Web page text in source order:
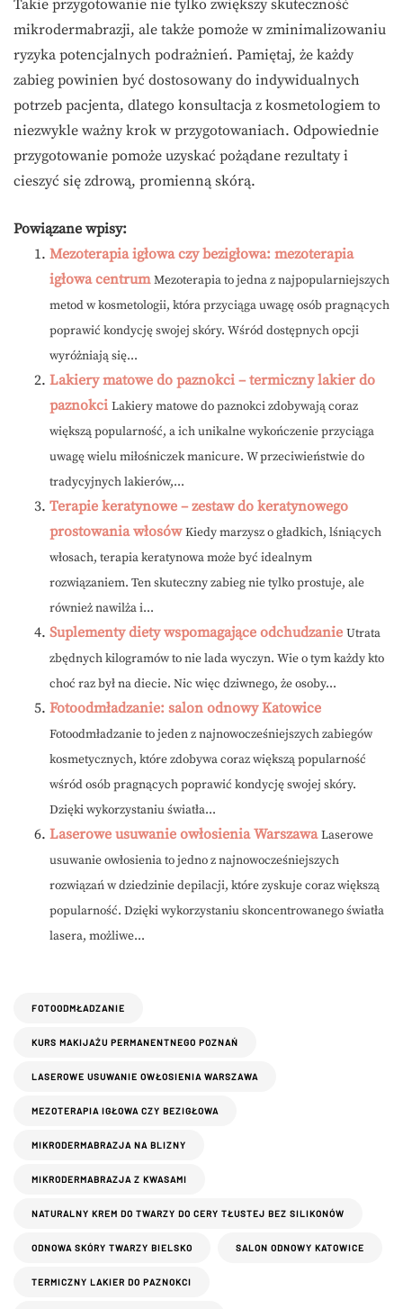
Takie przygotowanie nie tylko zwiększy skuteczność
mikrodermabrazji, ale także pomoże w zminimalizowaniu
ryzyka potencjalnych podrażnień. Pamiętaj, że każdy
zabieg powinien być dostosowany do indywidualnych
potrzeb pacjenta, dlatego konsultacja z kosmetologiem to
niezwykle ważny krok w przygotowaniach. Odpowiednie
przygotowanie pomoże uzyskać pożądane rezultaty i
cieszyć się zdrową, promienną skórą.
Powiązane wpisy:
Mezoterapia igłowa czy bezigłowa: mezoterapia
igłowa centrum Mezoterapia to jedna z najpopularniejszych
metod w kosmetologii, która przyciąga uwagę osób pragnących
poprawić kondycję swojej skóry. Wśród dostępnych opcji
wyróżniają się...
Lakiery matowe do paznokci – termiczny lakier do
paznokci Lakiery matowe do paznokci zdobywają coraz
większą popularność, a ich unikalne wykończenie przyciąga
uwagę wielu miłośniczek manicure. W przeciwieństwie do
tradycyjnych lakierów,...
Terapie keratynowe – zestaw do keratynowego
prostowania włosów Kiedy marzysz o gładkich, lśniących
włosach, terapia keratynowa może być idealnym
rozwiązaniem. Ten skuteczny zabieg nie tylko prostuje, ale
również nawilża i...
Suplementy diety wspomagające odchudzanie Utrata
zbędnych kilogramów to nie lada wyczyn. Wie o tym każdy kto
choć raz był na diecie. Nic więc dziwnego, że osoby...
Fotoodmładzanie: salon odnowy Katowice
Fotoodmładzanie to jeden z najnowocześniejszych zabiegów
kosmetycznych, które zdobywa coraz większą popularność
wśród osób pragnących poprawić kondycję swojej skóry.
Dzięki wykorzystaniu światła...
Laserowe usuwanie owłosienia Warszawa Laserowe
usuwanie owłosienia to jedno z najnowocześniejszych
rozwiązań w dziedzinie depilacji, które zyskuje coraz większą
popularność. Dzięki wykorzystaniu skoncentrowanego światła
lasera, możliwe...
FOTOODMŁADZANIE
KURS MAKIJAŻU PERMANENTNEGO POZNAŃ
LASEROWE USUWANIE OWŁOSIENIA WARSZAWA
MEZOTERAPIA IGŁOWA CZY BEZIGŁOWA
MIKRODERMABRAZJA NA BLIZNY
MIKRODERMABRAZJA Z KWASAMI
NATURALNY KREM DO TWARZY DO CERY TŁUSTEJ BEZ SILIKONÓW
ODNOWA SKÓRY TWARZY BIELSKO SALON ODNOWY KATOWICE
TERMICZNY LAKIER DO PAZNOKCI